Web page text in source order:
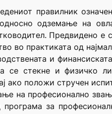
правилник
одземање на
Предвидено
во практиката од
и
стекне и физичко
ако положи стручен
на професионално
за